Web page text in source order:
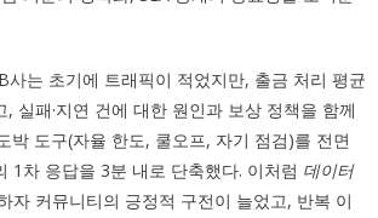
사는 초기에 트래픽이 적었지만, 출금 처리 평균
실패·지연 건에 대한 원인과 보상 정책을 함께
박 도구(자율 한도, 쿨오프, 자기 점검)를 전면
1차 응답을 3분 내로 단축했다. 이처럼 데이터
자 커뮤니티의 긍정적 구전이 늘었고, 반복 이